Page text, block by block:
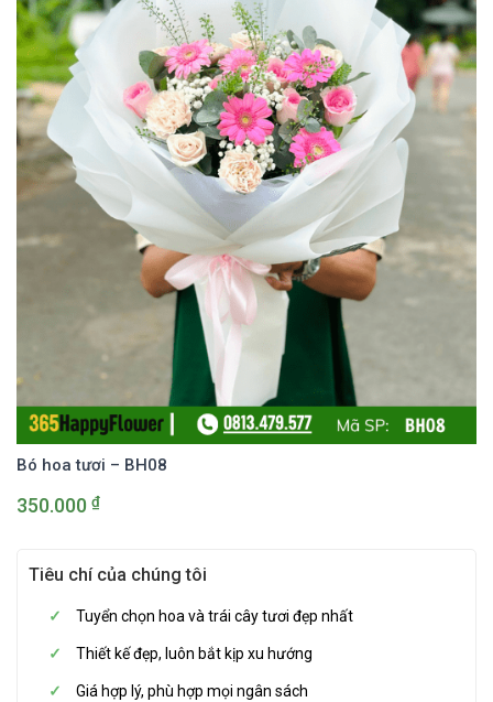
Bó hoa tươi – BH08
350.000 ₫
Tiêu chí của chúng tôi
Tuyển chọn hoa và trái cây tươi đẹp nhất
Thiết kế đẹp, luôn bắt kịp xu hướng
Giá hợp lý, phù hợp mọi ngân sách